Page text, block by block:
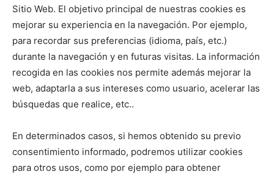
Sitio Web. El objetivo principal de nuestras cookies es
mejorar su experiencia en la navegación. Por ejemplo,
para recordar sus preferencias (idioma, país, etc.)
durante la navegación y en futuras visitas. La información
recogida en las cookies nos permite además mejorar la
web, adaptarla a sus intereses como usuario, acelerar las
búsquedas que realice, etc..
En determinados casos, si hemos obtenido su previo
consentimiento informado, podremos utilizar cookies
para otros usos, como por ejemplo para obtener